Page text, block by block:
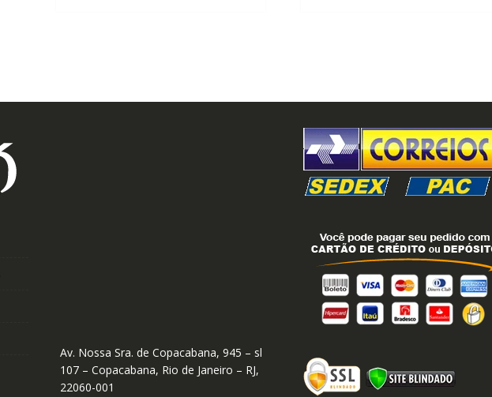
Av. Nossa Sra. de Copacabana, 945 – sl
107 – Copacabana, Rio de Janeiro – RJ,
22060-001